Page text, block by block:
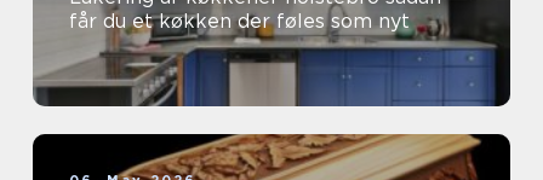
får du et køkken der føles som nyt